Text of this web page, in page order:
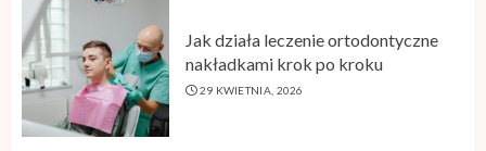
Jak działa leczenie ortodontyczne
nakładkami krok po kroku
29 KWIETNIA, 2026